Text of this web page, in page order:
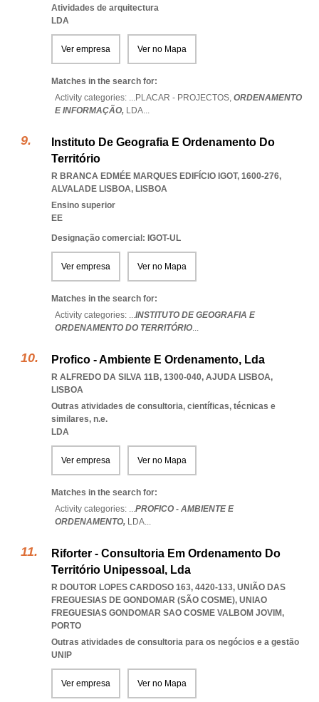
Atividades de arquitectura
LDA
Ver empresa Ver no Mapa
Matches in the search for:
Activity categories: ...PLACAR - PROJECTOS, ORDENAMENTO
E INFORMAÇÃO, LDA...
Instituto De Geografia E Ordenamento Do
Território
R BRANCA EDMÉE MARQUES EDIFÍCIO IGOT, 1600-276,
ALVALADE LISBOA, LISBOA
Ensino superior
EE
Designação comercial: IGOT-UL
Ver empresa Ver no Mapa
Matches in the search for:
Activity categories: ...INSTITUTO DE GEOGRAFIA E
ORDENAMENTO DO TERRITÓRIO...
Profico - Ambiente E Ordenamento, Lda
R ALFREDO DA SILVA 11B, 1300-040, AJUDA LISBOA,
LISBOA
Outras atividades de consultoria, científicas, técnicas e
similares, n.e.
LDA
Ver empresa Ver no Mapa
Matches in the search for:
Activity categories: ...PROFICO - AMBIENTE E
ORDENAMENTO, LDA...
Riforter - Consultoria Em Ordenamento Do
Território Unipessoal, Lda
R DOUTOR LOPES CARDOSO 163, 4420-133, UNIÃO DAS
FREGUESIAS DE GONDOMAR (SÃO COSME), UNIAO
FREGUESIAS GONDOMAR SAO COSME VALBOM JOVIM,
PORTO
Outras atividades de consultoria para os negócios e a gestão
UNIP
Ver empresa Ver no Mapa